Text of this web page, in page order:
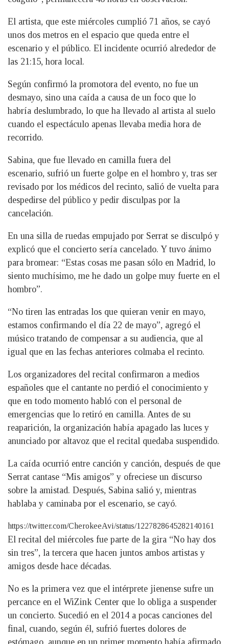
El artista, que este miércoles cumplió 71 años, se cayó
unos dos metros en el espacio que queda entre el
escenario y el público. El incidente ocurrió alrededor de
las 21:15, hora local.
Según confirmó la promotora del evento, no fue un
desmayo, sino una caída a causa de un foco que lo
habría deslumbrado, lo que ha llevado al artista al suelo
cuando el espectáculo apenas llevaba media hora de
recorrido.
Sabina, que fue llevado en camilla fuera del
escenario, sufrió un fuerte golpe en el hombro y, tras ser
revisado por los médicos del recinto, salió de vuelta para
despedirse del público y pedir disculpas por la
cancelación.
En una silla de ruedas empujado por Serrat se disculpó y
explicó que el concierto sería cancelado. Y tuvo ánimo
para bromear: “Estas cosas me pasan sólo en Madrid, lo
siento muchísimo, me he dado un golpe muy fuerte en el
hombro”.
“No tiren las entradas los que quieran venir en mayo,
estamos confirmando el día 22 de mayo”, agregó el
músico tratando de compensar a su audiencia, que al
igual que en las fechas anteriores colmaba el recinto.
Los organizadores del recital confirmaron a medios
españoles que el cantante no perdió el conocimiento y
que en todo momento habló con el personal de
emergencias que lo retiró en camilla. Antes de su
reaparición, la organización había apagado las luces y
anunciado por altavoz que el recital quedaba suspendido.
La caída ocurrió entre canción y canción, después de que
Serrat cantase “Mis amigos” y ofreciese un discurso
sobre la amistad. Después, Sabina salió y, mientras
hablaba y caminaba por el escenario, se cayó.
https://twitter.com/CherokeeAvi/status/1227828645282140161
El recital del miércoles fue parte de la gira “No hay dos
sin tres”, la tercera que hacen juntos ambos artistas y
amigos desde hace décadas.
No es la primera vez que el intérprete jienense sufre un
percance en el WiZink Center que lo obliga a suspender
un concierto. Sucedió en el 2014 a pocas canciones del
final, cuando, según él, sufrió fuertes dolores de